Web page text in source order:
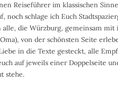
Reiseführer im klassischen
noch schlage ich Euch
alle, die Würzburg, gemeinsam
von der schönsten Seite
in die Texte gesteckt, alle
auf jeweils einer Doppelseite
stehe.